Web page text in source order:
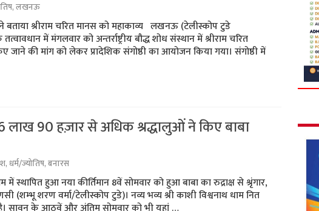
,लखनऊ
ने बताया श्रीराम चरित मानस को महाकाव्य लखनऊ (टेलीस्कोप टुडे
में मंगलवार को अन्तर्राष्ट्रीय बौद्ध शोध संस्थान में श्रीराम चरित
जाने की मांग को लेकर प्रादेशिक संगोष्ठी का आयोजन किया गया। संगोष्ठी में
लाख 90 हज़ार से अधिक श्रद्धालुओं ने किए बाबा
, धर्म/ज्योतिष,बनारस
में स्थापित हुआ नया कीर्तिमान 8वें सोमवार को हुआ बाबा का रुद्राक्ष से श्रृंगार,
(शम्भू शरण वर्मा/टेलीस्कोप टुडे)। नव्य भव्य श्री काशी विश्वनाथ धाम नित